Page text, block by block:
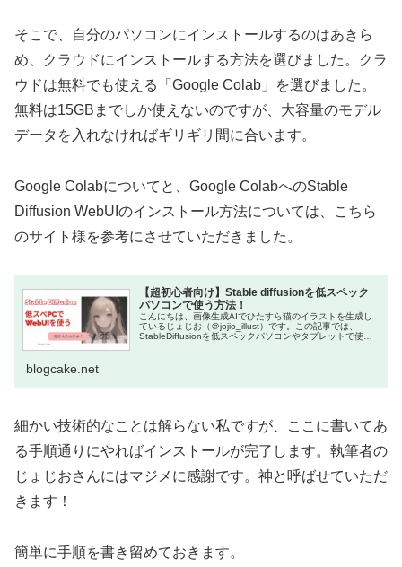
そこで、自分のパソコンにインストールするのはあきら
め、クラウドにインストールする方法を選びました。クラ
ウドは無料でも使える「Google Colab」を選びました。
無料は15GBまでしか使えないのですが、大容量のモデル
データを入れなければギリギリ間に合います。
Google Colabについてと、Google ColabへのStable
Diffusion WebUIのインストール方法については、こちら
のサイト様を参考にさせていただきました。
【超初心者向け】Stable diffusionを低スペック
パソコンで使う方法！
こんにちは、画像生成AIでひたすら猫のイラストを生成し
ているじょじお（＠jojio‗illust）です。この記事では、
StableDiffusionを低スペックパソコンやタブレットで使用
blogcake.net
細かい技術的なことは解らない私ですが、ここに書いてあ
る手順通りにやればインストールが完了します。執筆者の
じょじおさんにはマジメに感謝です。神と呼ばせていただ
きます！
簡単に手順を書き留めておきます。